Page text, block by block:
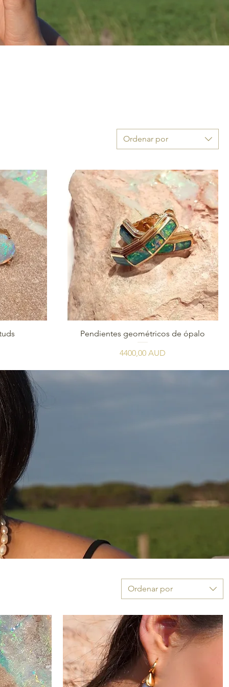
Ordenar por
Vista rápida
Pendientes geométricos de ópalo
Precio
4400,00 AUD
Ordenar por